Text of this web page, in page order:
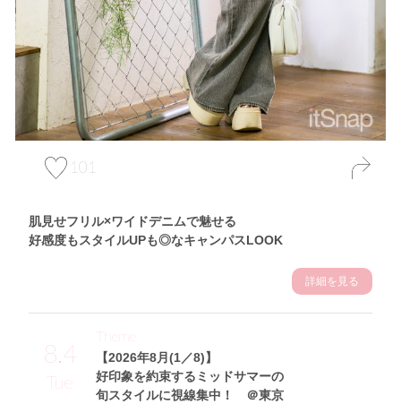
101
肌見せフリル×ワイドデニムで魅せる
好感度もスタイルUPも◎なキャンパスLOOK
詳細を見る
8.4
Tue
【2026年8月(1／8)】
好印象を約束するミッドサマーの
旬スタイルに視線集中！ ＠東京
Theme